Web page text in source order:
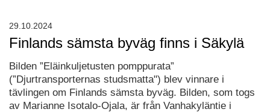
Finlands sämsta byväg finns i Säkylä
Bilden ”Eläinkuljetusten pomppurata”
(”Djurtransporternas studsmatta") blev vinnare i
tävlingen om Finlands sämsta byväg. Bilden, som togs
av Marianne Isotalo-Ojala, är från Vanhakyläntie i
29.10.2024